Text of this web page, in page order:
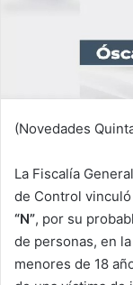
(Novedades
La Fiscalía
de Control
“N”, por su
de personas, en
menores de 18